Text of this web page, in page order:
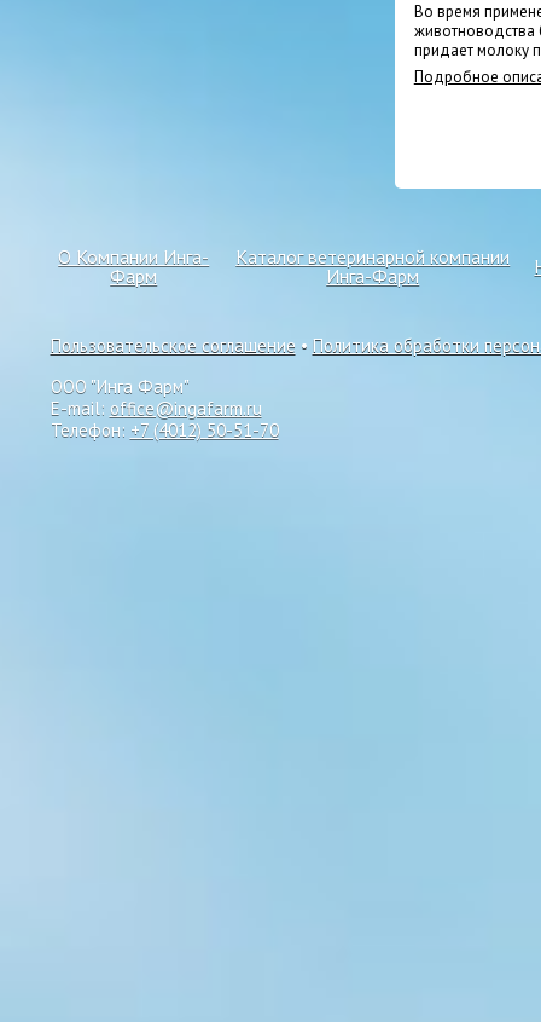
Во время
животноводства
придает молоку
Подробное
О Компании Инга-
Фарм
Каталог ветеринарной компании
Инга-Фарм
Пользовательское соглашение • Политика обработки
ООО "Инга Фарм"
E-mail: office@ingafarm.ru
Телефон: +7 (4012) 50-51-70